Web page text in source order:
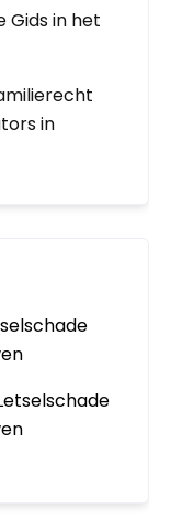
Gids in het
in